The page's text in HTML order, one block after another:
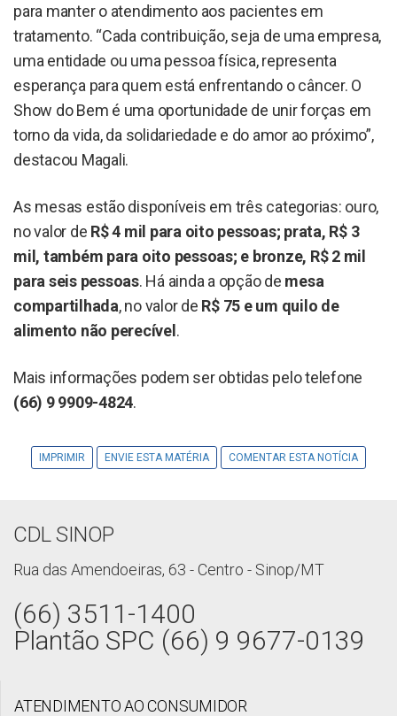
para manter o atendimento aos pacientes em
tratamento. “Cada contribuição, seja de uma empresa,
uma entidade ou uma pessoa física, representa
esperança para quem está enfrentando o câncer. O
Show do Bem é uma oportunidade de unir forças em
torno da vida, da solidariedade e do amor ao próximo”,
destacou Magali.
As mesas estão disponíveis em três categorias: ouro,
no valor de R$ 4 mil para oito pessoas; prata, R$ 3
mil, também para oito pessoas; e bronze, R$ 2 mil
para seis pessoas. Há ainda a opção de mesa
compartilhada, no valor de R$ 75 e um quilo de
alimento não perecível .
Mais informações podem ser obtidas pelo telefone
(66) 9 9909-4824.
IMPRIMIR ENVIE ESTA MATÉRIA COMENTAR ESTA NOTÍCIA
CDL SINOP
Rua das Amendoeiras, 63 - Centro - Sinop/MT
(66) 3511-1400
Plantão SPC (66) 9 9677-0139
ATENDIMENTO AO CONSUMIDOR